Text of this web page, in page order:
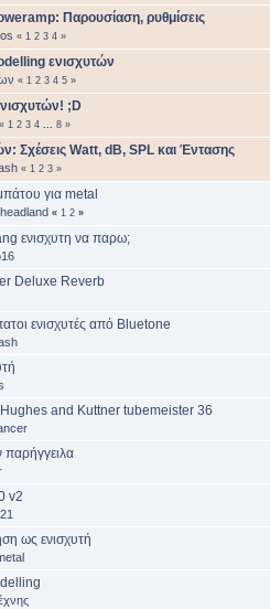
Παρουσίαση, ρυθμίσεις
« 1 2 3 4 »
ενισχυτών
« 1 2 3 4 5 »
;D
« 1 2 3 4 ... 8 »
Σχέσεις Watt, dB, SPL και Έντασης
« 1 2 3 »
για metal
« 1 2 »
ενισχυτη να παρω;
Deluxe Reverb
ενισχυτές από Bluetone
Hughes and Kuttner tubemeister 36
v2
ως ενισχυτή